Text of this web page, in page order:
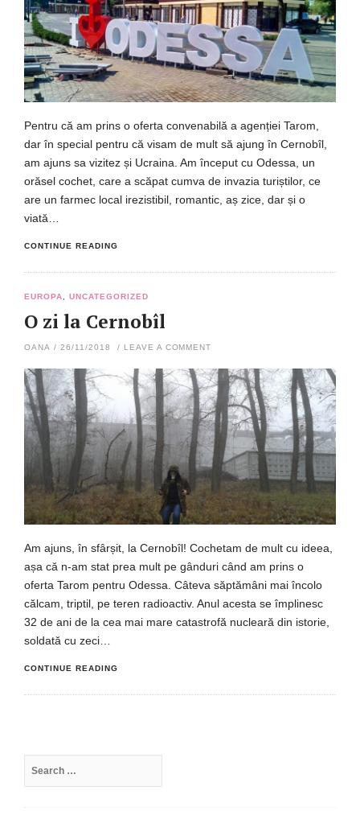
Pentru că am prins o oferta convenabilă a agenției Tarom,
dar în special pentru că visam de mult să ajung în Cernobîl,
am ajuns sa vizitez și Ucraina. Am început cu Odessa, un
orăsel cochet, care a scăpat cumva de invazia turiștilor, ce
are un farmec local irezistibil, romantic, aș zice, dar și o
viată…
CONTINUE READING
EUROPA UNCATEGORIZED
O zi la Cernobîl
OANA / 26/11/2018 / LEAVE A COMMENT
Am ajuns, în sfârșit, la Cernobîl! Cochetam de mult cu ideea,
așa că n-am stat prea mult pe gânduri când am prins o
oferta Tarom pentru Odessa. Câteva săptămâni mai încolo
călcam, triptil, pe teren radioactiv. Anul acesta se împlinesc
32 de ani de la cea mai mare catastrofă nucleară din istorie,
soldată cu zeci…
CONTINUE READING
for: